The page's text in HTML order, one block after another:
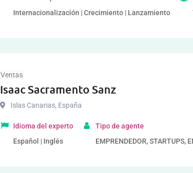
Internacionalización | Crecimiento | Lanzamiento
Ventas
Isaac Sacramento Sanz
Islas Canarias, España
Idioma del experto
Español | Inglés
Tipo de agente
EMPRENDEDOR, STARTUPS,